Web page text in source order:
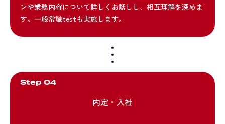
ンや業務内容について詳しくお話しし、相互理解を深めま
す。一般常識testも実施します。
Step 04
内定・入社